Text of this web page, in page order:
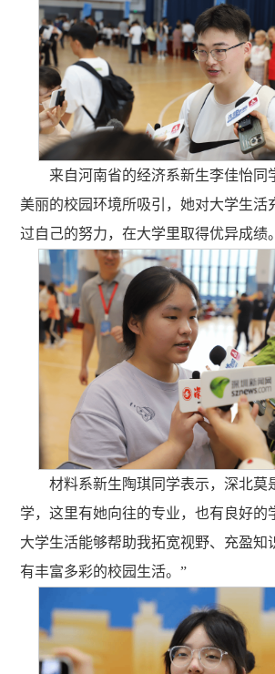
来自河南省的经济系新生李佳怡同
美丽的校园环境所吸引，她对大学生活
过自己的努力，在大学里取得优异成绩。
材料系新生陶琪同学表示，深北莫
学，这里有她向往的专业，也有良好的
大学生活能够帮助我拓宽视野、充盈知
有丰富多彩的校园生活。”